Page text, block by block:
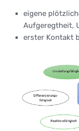
eigene
Aufgeregtheit,
erster Kontakt